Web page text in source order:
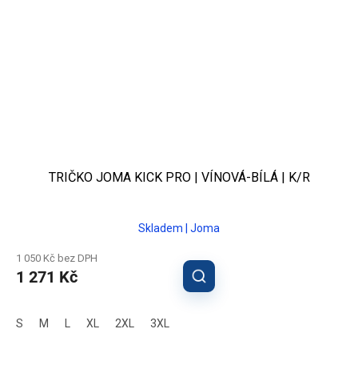
TRIČKO JOMA KICK PRO | VÍNOVÁ-BÍLÁ | K/R
Skladem | Joma
1 050 Kč bez DPH
1 271 Kč
S M L XL 2XL 3XL